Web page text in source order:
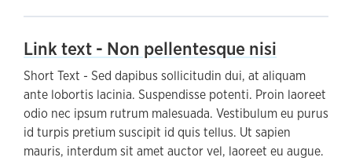
Link text - Non pellentesque nisi
Short Text - Sed dapibus sollicitudin dui, at aliquam
ante lobortis lacinia. Suspendisse potenti. Proin laoreet
odio nec ipsum rutrum malesuada. Vestibulum eu purus
id turpis pretium suscipit id quis tellus. Ut sapien
mauris, interdum sit amet auctor vel, laoreet eu augue.